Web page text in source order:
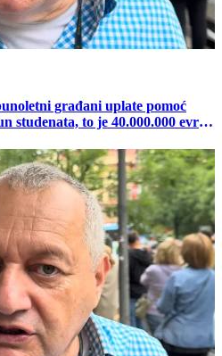
građani uplate pomoć
studenata, to je 40.000.000 evra